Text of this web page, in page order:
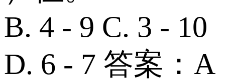
B. 4 - 9 C. 3 - 10
D. 6 - 7 答案：A